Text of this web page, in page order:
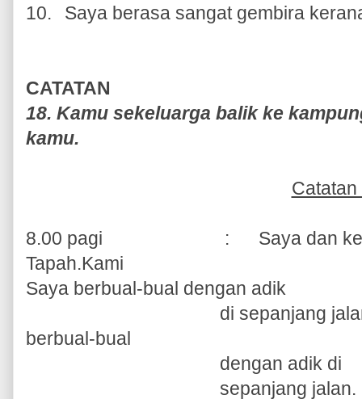
10.
Saya berasa sangat gembira
CATATAN
18. Kamu sekeluarga balik ke
kamu.
8.00 pagi :
Saya dan
Tapah.Kami
Saya berbual-bual dengan adik
di sepanjang
berbual-bual
dengan adik di
sepanjang jalan.